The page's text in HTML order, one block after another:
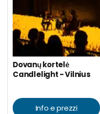
Dovanų kortelė
Candlelight - Vilnius
Info e prezzi